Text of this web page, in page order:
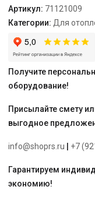
1x230V
Артикул: 71121009
Категории: Для
Получите
оборудование!
Присылайте смету
выгодное
info@shoprs.ru +7
Гарантируем
экономию!